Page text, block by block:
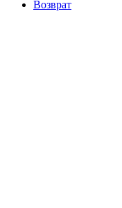
Возврат